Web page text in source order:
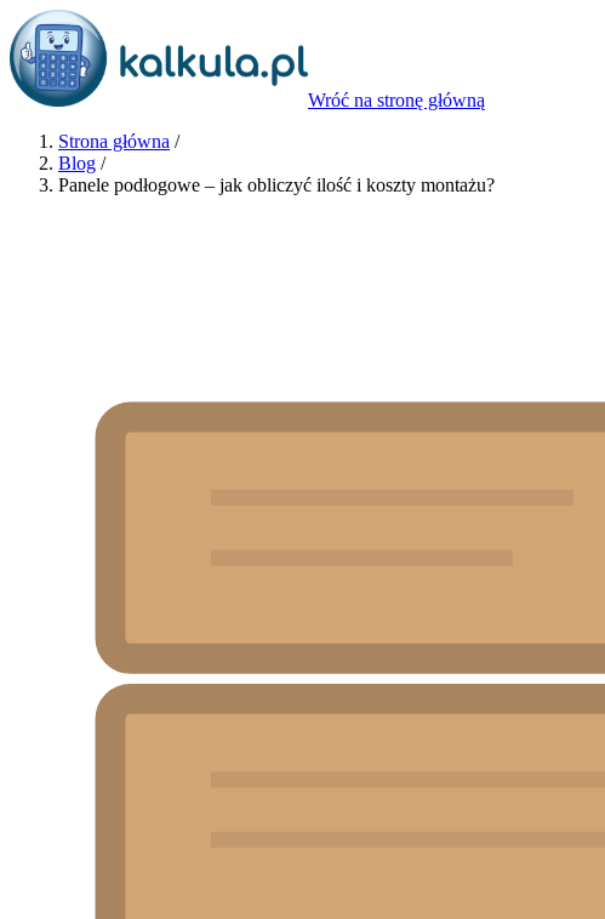
Wróć na stronę główną
Strona główna /
Blog /
Panele podłogowe – jak obliczyć ilość i koszty montażu?